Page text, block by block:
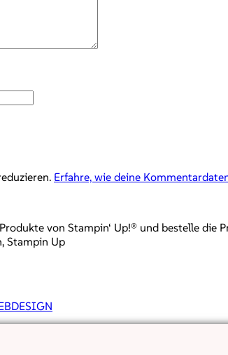
Erfahre, wie deine
von Stampin‘ Up!® und bestelle
Stampin Up